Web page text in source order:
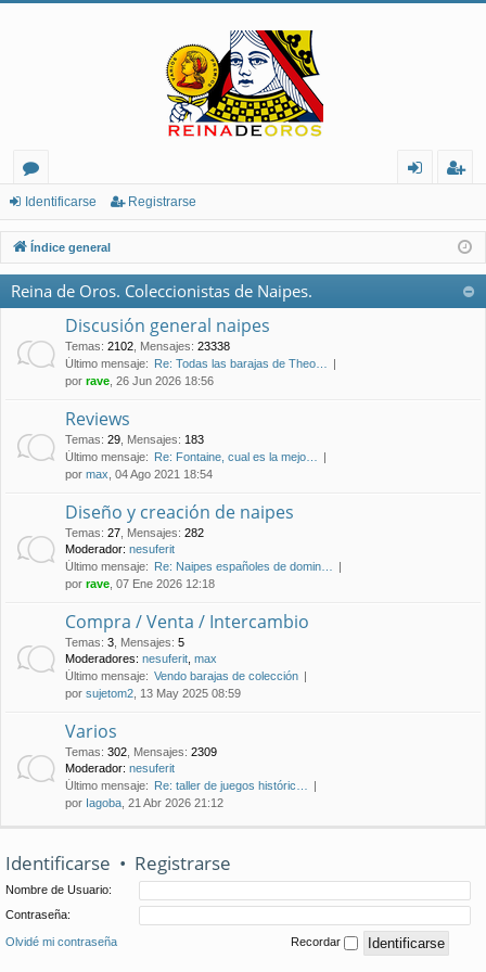
or
os
nt
ifi
ist
ra
Identificarse Registrarse
Índice general
Reina de Oros. Coleccionistas de Naipes.
Discusión general naipes
Temas: 2102 Mensajes: 23338
Último mensaje: Re: Todas las barajas de Theo…
por rave , 26 Jun 2026 18:56
Reviews
Temas: 29 Mensajes: 183
Último mensaje: Re: Fontaine, cual es la mejo…
por max , 04 Ago 2021 18:54
Diseño y creación de naipes
Temas: 27 Mensajes: 282
Moderador: nesuferit
Último mensaje: Re: Naipes españoles de domin…
por rave , 07 Ene 2026 12:18
Compra / Venta / Intercambio
Temas: 3 Mensajes: 5
Moderadores: nesuferit max
Último mensaje: Vendo barajas de colección
por sujetom2 , 13 May 2025 08:59
Varios
Temas: 302 Mensajes: 2309
Moderador: nesuferit
Último mensaje: Re: taller de juegos históric…
por Iagoba , 21 Abr 2026 21:12
Identificarse • Registrarse
Nombre de Usuario:
Contraseña:
Olvidé mi contraseña Recordar